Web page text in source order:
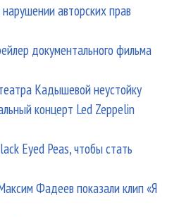
авторских прав
документального фильма
Кадышевой неустойку
концерт Led Zeppelin
Eyed Peas, чтобы стать
Фадеев показали клип «Я